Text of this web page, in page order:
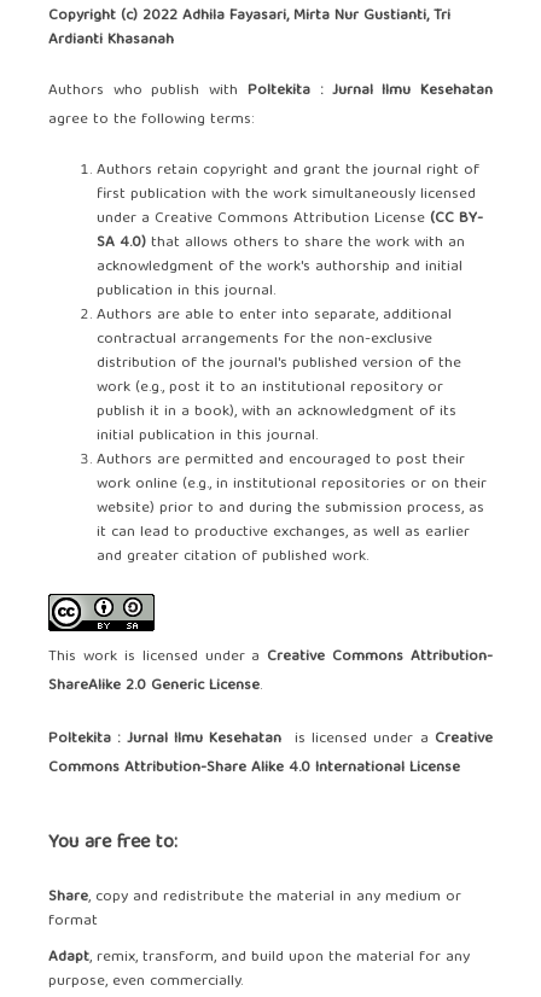
Copyright (c) 2022 Adhila Fayasari, Mirta Nur Gustianti, Tri
Ardianti Khasanah
Authors who publish with Poltekita : Jurnal Ilmu Kesehatan
agree to the following terms:
Authors retain copyright and grant the journal right of
first publication with the work simultaneously licensed
under a Creative Commons Attribution License (CC BY-
SA 4.0)that allows others to share the work with an
acknowledgment of the work's authorship and initial
publication in this journal.
Authors are able to enter into separate, additional
contractual arrangements for the non-exclusive
distribution of the journal's published version of the
work (e.g., post it to an institutional repository or
publish it in a book), with an acknowledgment of its
initial publication in this journal.
Authors are permitted and encouraged to post their
work online (e.g., in institutional repositories or on their
website) prior to and during the submission process, as
it can lead to productive exchanges, as well as earlier
and greater citation of published work.
This work is licensed under a Creative Commons Attribution-
ShareAlike 2.0 Generic License.
Poltekita : Jurnal Ilmu Kesehatan is licensed under a Creative
Commons Attribution-Share Alike 4.0 International License
You are free to:
Share, copy and redistribute the material in any medium or
format
Adapt, remix, transform, and build upon the material for any
purpose, even commercially.